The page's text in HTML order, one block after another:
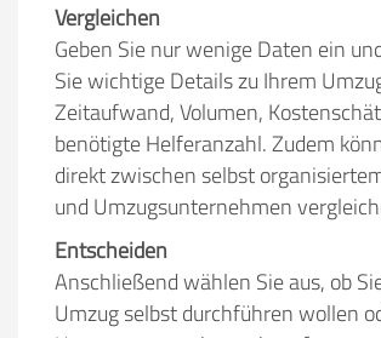
Mit
Mitarbeiter Zeit pro Mitarbeiter
Vergleichen
Geben Sie nur wenige Daten ein
Sie wichtige Details zu Ihrem
Zeitaufwand, Volumen,
benötigte Helferanzahl. Zudem
direkt zwischen selbst
und Umzugsunternehmen
Entscheiden
Anschließend wählen Sie aus, ob
Umzug selbst durchführen wollen